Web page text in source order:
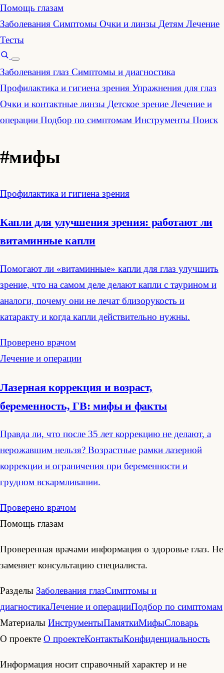
Помощь глазам
Заболевания Симптомы Очки и линзы Детям Лечение
Тесты
Заболевания глаз Симптомы и диагностика
Профилактика и гигиена зрения Упражнения для глаз
Очки и контактные линзы Детское зрение Лечение и
операции Подбор по симптомам Инструменты Поиск
#мифы
Профилактика и гигиена зрения
Капли для улучшения зрения: работают ли
витаминные капли
Помогают ли «витаминные» капли для глаз улучшить
зрение, что на самом деле делают капли с таурином и
аналоги, почему они не лечат близорукость и
катаракту и когда капли действительно нужны.
Проверено врачом
Лечение и операции
Лазерная коррекция и возраст,
беременность, ГВ: мифы и факты
Правда ли, что после 35 лет коррекцию не делают, а
нерожавшим нельзя? Возрастные рамки лазерной
коррекции и ограничения при беременности и
грудном вскармливании.
Проверено врачом
Помощь глазам
Проверенная врачами информация о здоровье глаз. Не
заменяет консультацию специалиста.
Разделы Заболевания глазСимптомы и
диагностикаЛечение и операцииПодбор по симптомам
Материалы ИнструментыПамяткиМифыСловарь
О проекте О проектеКонтактыКонфиденциальность
Информация носит справочный характер и не